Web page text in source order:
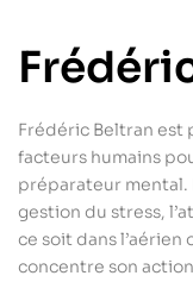
Frédéric Beltran est
facteurs humains
préparateur mental.
gestion du stress,
ce soit dans
concentre son